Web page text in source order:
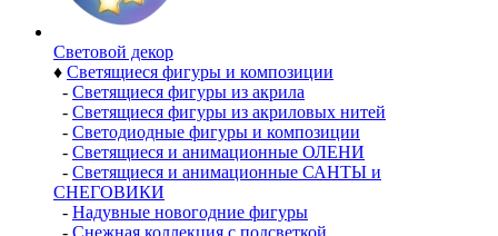
Световой декор
♦ Светящиеся фигуры и композиции
- Светящиеся фигуры из акрила
- Светящиеся фигуры из акриловых нитей
- Светодиодные фигуры и композиции
- Светящиеся и анимационные ОЛЕНИ
- Светящиеся и анимационные САНТЫ и
СНЕГОВИКИ
- Надувные новогодние фигуры
- Снежная коллекция с подсветкой